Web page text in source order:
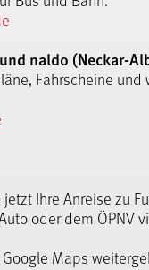
naldo (Neckar-
Fahrscheine und
jetzt Ihre Anreise zu
oder dem ÖPNV
Maps